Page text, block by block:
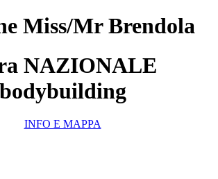
Miss/Mr Brendola
NAZIONALE
bodybuilding
INFO E MAPPA